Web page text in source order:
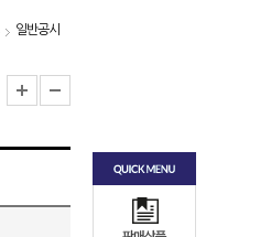
일반공시